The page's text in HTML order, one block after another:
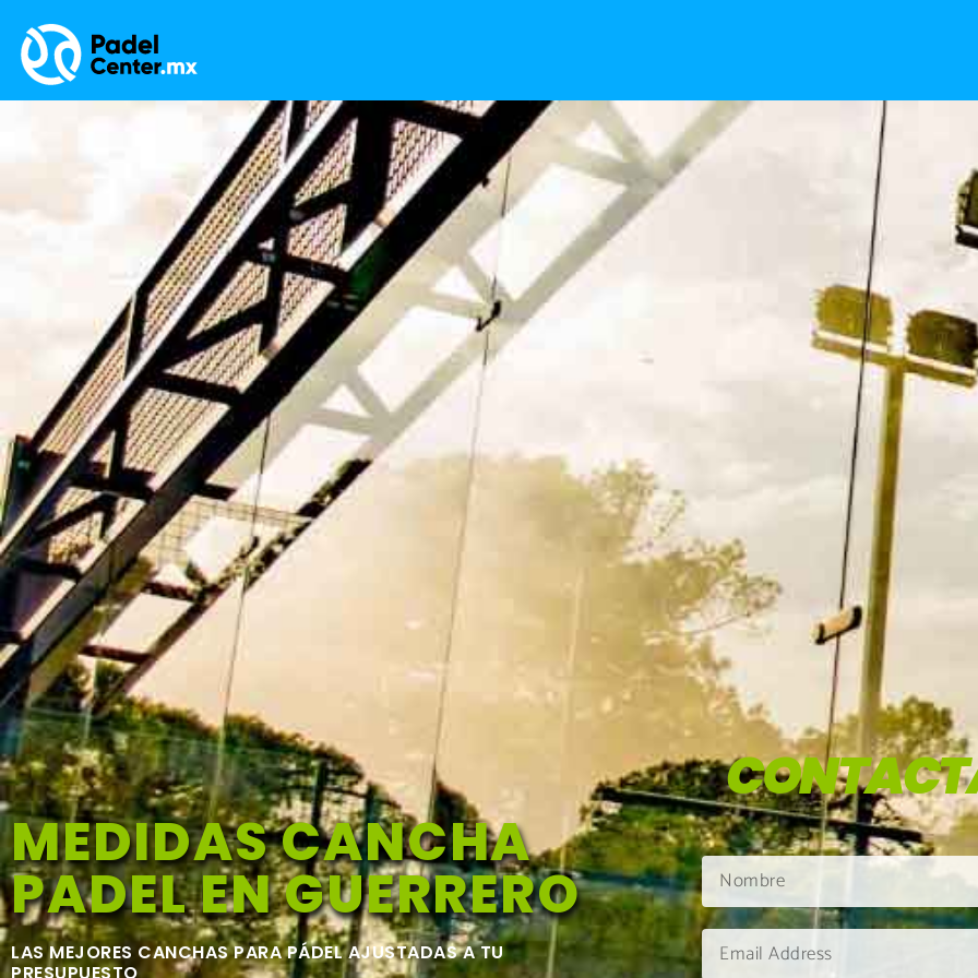
MEDIDAS CANCHA
PADEL EN GUERRERO
LAS MEJORES CANCHAS PARA PÁDEL AJUSTADAS A TU